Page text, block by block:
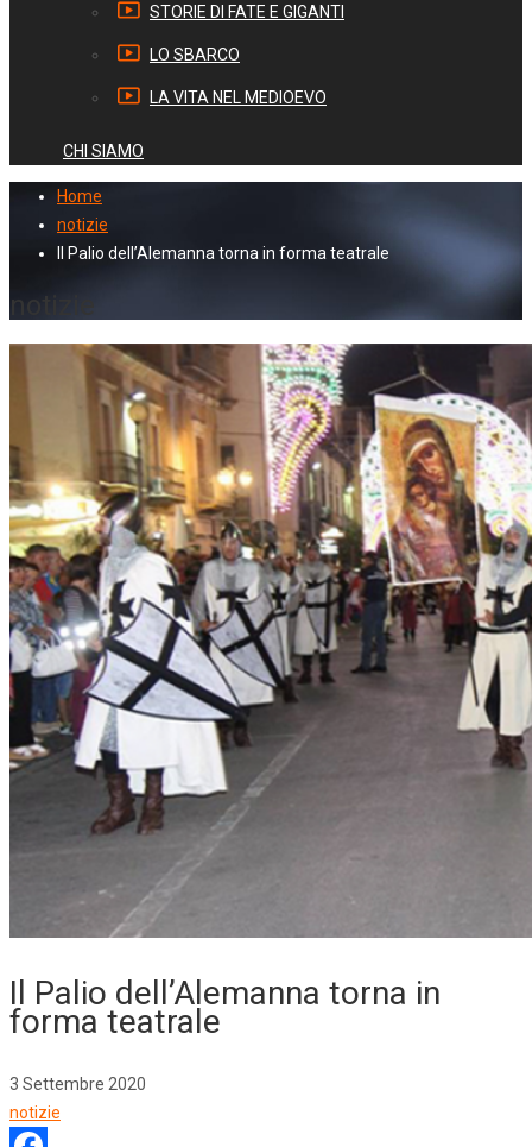
STORIE DI FATE E GIGANTI
LO SBARCO
LA VITA NEL MEDIOEVO
CHI SIAMO
Home
notizie
Il Palio dell’Alemanna torna in forma teatrale
notizie
Il Palio dell’Alemanna torna in
forma teatrale
3 Settembre 2020
notizie